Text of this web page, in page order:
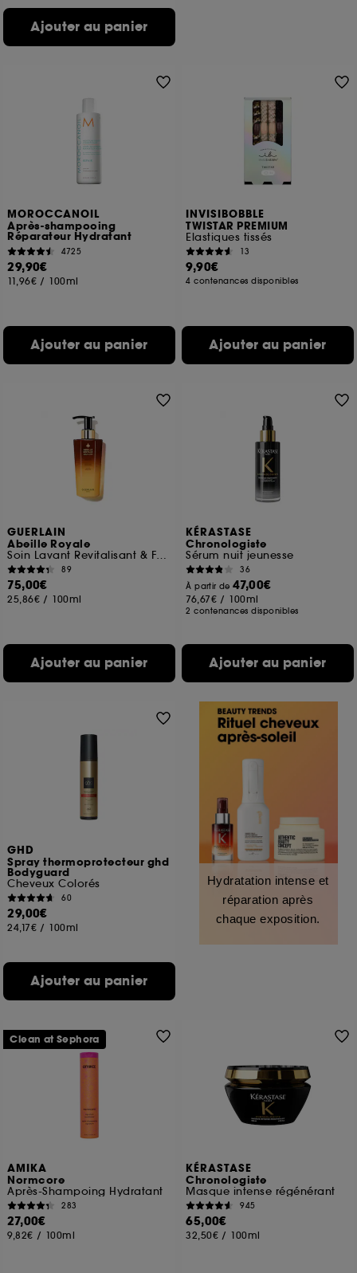
Ajouter au panier
MOROCCANOIL
Après-shampooing
Réparateur Hydratant
4725
29,90€
11,96€ / 100ml
Ajouter au panier
INVISIBOBBLE
TWISTAR PREMIUM
Elastiques tissés
13
9,90€
4 contenances disponibles
Ajouter au panier
GUERLAIN
Abeille Royale
Soin Lavant Revitalisant & Fortifiant
89
75,00€
25,86€ / 100ml
Ajouter au panier
KÉRASTASE
Chronologiste
Sérum nuit jeunesse
36
À partir de47,00€
76,67€ / 100ml
2 contenances disponibles
Ajouter au panier
GHD
Spray thermoprotecteur ghd
Bodyguard
Cheveux Colorés
60
29,00€
24,17€ / 100ml
Ajouter au panier
Hydratation intense et
réparation après
chaque exposition.
AMIKA
Normcore
Après-Shampoing Hydratant
283
27,00€
9,82€ / 100ml
Clean at Sephora
KÉRASTASE
Chronologiste
Masque intense régénérant
945
65,00€
32,50€ / 100ml